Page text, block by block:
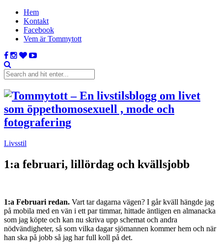
Hem
Kontakt
Facebook
Vem är Tommytott
Livsstil
1:a februari, lillördag och kvällsjobb
1:a Februari redan. Vart tar dagarna vägen? I går kväll hängde jag
på mobila med en vän i ett par timmar, hittade äntligen en almanacka
som jag köpte och kan nu skriva upp schemat och andra
nödvändigheter, så som vilka dagar sjömannen kommer hem och när
han ska på jobb så jag har full koll på det.